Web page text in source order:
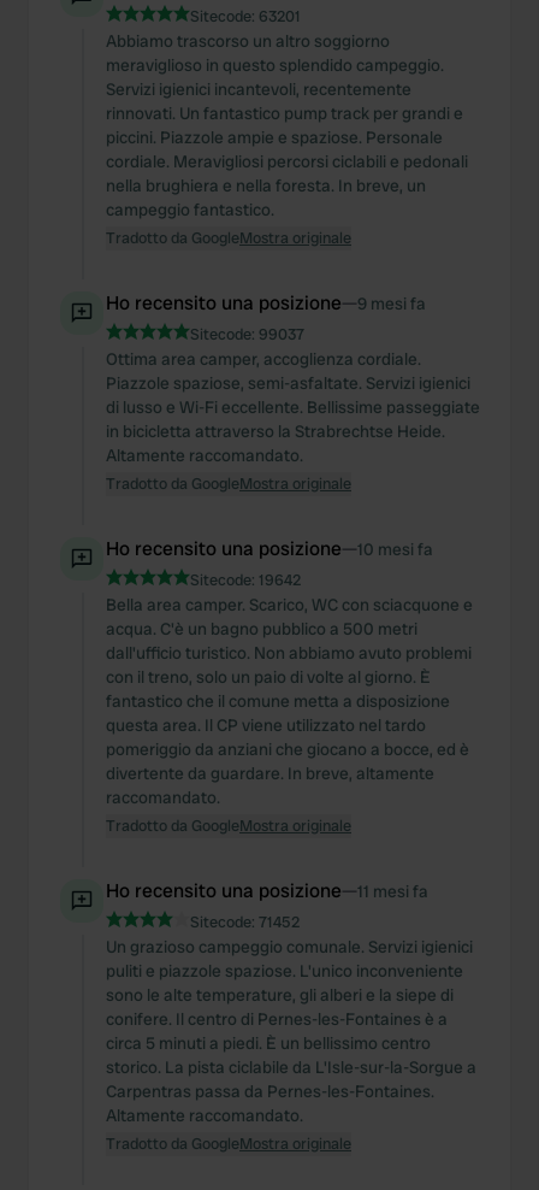
We also share information about your use of our site with
our social media, advertising and analytics partners who
may combine it with other information that you’ve
provided to them or that they’ve collected from your use
of their services.
Sitecode: 63201
Abbiamo trascorso un altro soggiorno
meraviglioso in questo splendido campeggio.
Servizi igienici incantevoli, recentemente
rinnovati. Un fantastico pump track per grandi e
piccini. Piazzole ampie e spaziose. Personale
cordiale. Meravigliosi percorsi ciclabili e pedonali
nella brughiera e nella foresta. In breve, un
campeggio fantastico.
Tradotto da GoogleMostra originale
Ho recensito una posizione—9 mesi fa
Sitecode: 99037
Ottima area camper, accoglienza cordiale.
Piazzole spaziose, semi-asfaltate. Servizi igienici
di lusso e Wi-Fi eccellente. Bellissime passeggiate
in bicicletta attraverso la Strabrechtse Heide.
Altamente raccomandato.
Tradotto da GoogleMostra originale
Ho recensito una posizione—10 mesi fa
Sitecode: 19642
Bella area camper. Scarico, WC con sciacquone e
acqua. C'è un bagno pubblico a 500 metri
dall'ufficio turistico. Non abbiamo avuto problemi
con il treno, solo un paio di volte al giorno. È
fantastico che il comune metta a disposizione
questa area. Il CP viene utilizzato nel tardo
pomeriggio da anziani che giocano a bocce, ed è
divertente da guardare. In breve, altamente
raccomandato.
Tradotto da GoogleMostra originale
Ho recensito una posizione—11 mesi fa
Sitecode: 71452
Un grazioso campeggio comunale. Servizi igienici
puliti e piazzole spaziose. L'unico inconveniente
sono le alte temperature, gli alberi e la siepe di
conifere. Il centro di Pernes-les-Fontaines è a
circa 5 minuti a piedi. È un bellissimo centro
storico. La pista ciclabile da L'Isle-sur-la-Sorgue a
Carpentras passa da Pernes-les-Fontaines.
Altamente raccomandato.
Tradotto da GoogleMostra originale